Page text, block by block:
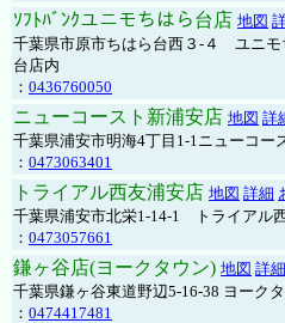
ｿﾌﾄﾊﾞﾝｸユニモちはら台店 地図
千葉県市原市ちはら台西３-４ ユニ
台店内
： 0436760050
ニューコースト新浦安店 地図 詳
千葉県浦安市明海4丁目1-1ニューコー
： 0473063401
トライアル西友浦安店 地図 詳細
千葉県浦安市北栄1-14-1 トライアル
： 0473057661
鎌ヶ谷店(ヨークタウン) 地図 詳細
千葉県鎌ヶ谷東道野辺5-16-38 ヨーク
： 0474417481